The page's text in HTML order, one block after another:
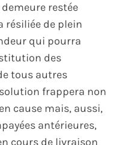
restée
résiliée de plein
qui pourra
des
tous autres
frappera non
cause mais, aussi,
antérieures,
cours de livraison